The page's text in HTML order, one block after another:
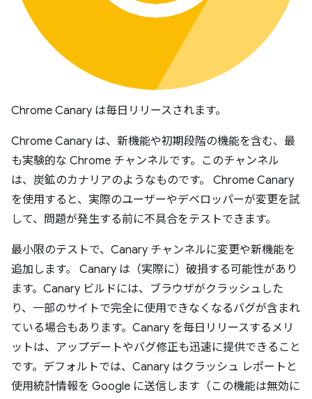
Chrome Canary は毎日リリースされます。
Chrome Canary は、新機能や初期段階の機能を含む、最
も実験的な Chrome チャンネルです。このチャンネル
は、炭鉱のカナリアのようなものです。 Chrome Canary
を使用すると、実際のユーザーやデベロッパーが変更を試
して、問題が発生する前に不具合をテストできます。
最小限のテストで、Canary チャンネルに変更や新機能を
追加します。 Canary は（実際に）破損する可能性があり
ます。Canary ビルドには、ブラウザがクラッシュした
り、一部のサイトで完全に使用できなくなるバグが含まれ
ている場合もあります。Canary を毎日リリースするメリ
ットは、アップデートやバグ修正も迅速に提供できること
です。デフォルトでは、Canary はクラッシュ レポートと
使用統計情報を Google に送信します（この機能は無効に